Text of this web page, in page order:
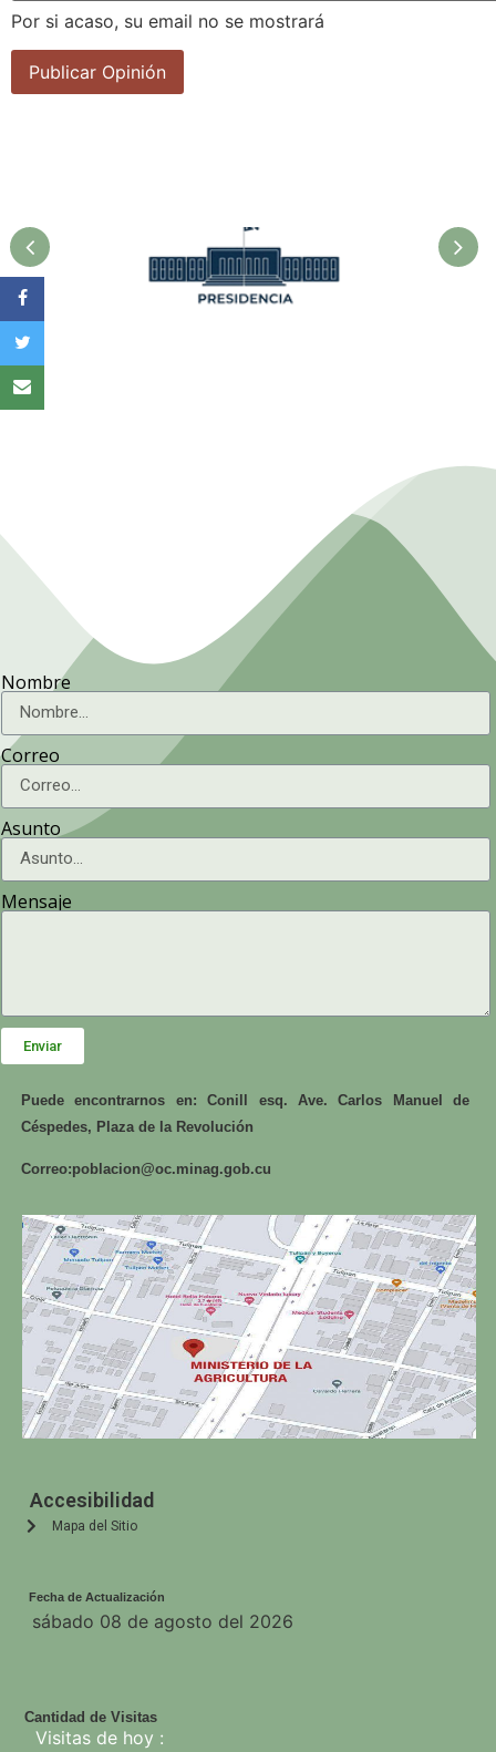
Por si acaso, su email no se mostrará
Nombre
Correo
Asunto
Mensaje
Enviar
Puede encontrarnos en: Conill esq. Ave. Carlos Manuel de
Céspedes, Plaza de la Revolución
Correo:poblacion@oc.minag.gob.cu
Accesibilidad
Mapa del Sitio
Fecha de Actualización
Cantidad de Visitas
Visitas de hoy :
sábado 08 de agosto del 2026